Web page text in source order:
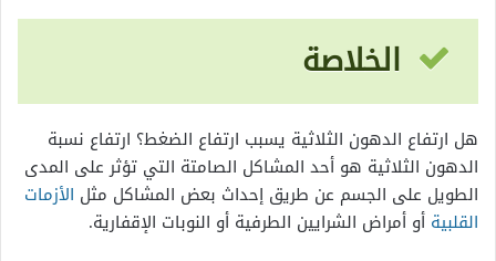
الخلاصة
هل ارتفاع الدهون الثلاثية يسبب ارتفاع الضغط؟ ارتفاع نسبة
الدهون الثلاثية هو أحد المشاكل الصامتة التي تؤثر على المدى
الطويل على الجسم عن طريق إحداث بعض المشاكل مثل الأزمات
القلبية أو أمراض الشرايين الطرفية أو النوبات الإقفارية.